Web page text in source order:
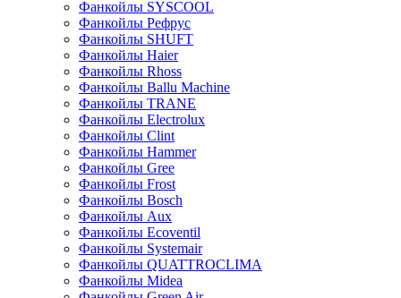
Фанкойлы SYSCOOL
Фанкойлы Рефрус
Фанкойлы SHUFT
Фанкойлы Haier
Фанкойлы Rhoss
Фанкойлы Ballu Machine
Фанкойлы TRANE
Фанкойлы Electrolux
Фанкойлы Clint
Фанкойлы Hammer
Фанкойлы Gree
Фанкойлы Frost
Фанкойлы Bosch
Фанкойлы Aux
Фанкойлы Ecoventil
Фанкойлы Systemair
Фанкойлы QUATTROCLIMA
Фанкойлы Midea